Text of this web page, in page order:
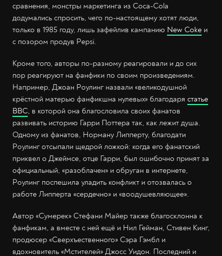
сравнения, монстры маркетинга из Coca-Cola
додумались спросить, чего по-настоящему хотят люди,
только в 1985 году, лишь зафейлив кампанию New Coke и
с позором продув Pepsi.
Кроме того, авторы по-разному реагировали и до сих
пор реагируют на фанфики по своим произведениям.
Например, Джоан Роулинг назвали «великодушной
крёстной матерью фанфикшна нулевых» благодаря статье
BBC, в которой она благословила своих фанатов
развивать историю Гарри Поттера так, как лежит душа.
Одному из фанатов, Норману Липперту, благодати
Роулинг отсыпали щедрой ложкой: когда его фанатский
приквел о Джеймсе, отце Гарри, был ошибочно принят за
официальный, «разоблачен» и обруган в интернете,
Роулинг поспешила уладить конфликт и отозвалась о
работе Липперта «сердечно» и «воодушевляющее».
Автор «Сумерек» Стефани Майер также благосклонна к
фанфикам, а вместе с ней ещё и Нил Гейман, Стивен Кинг,
продюсер «Сверхъественного» Сэра Гэмбл и
вдохновитель «Мстителей» Джосс Уидон. Последний и